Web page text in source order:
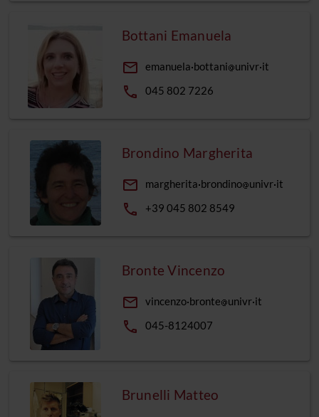
Bottani Emanuela
email emanuela bottani univr it
phone 045 802 7226
Brondino Margherita
email margherita brondino univr it
phone +39 045 802 8549
Bronte Vincenzo
email vincenzo bronte univr it
phone 045-8124007
Brunelli Matteo